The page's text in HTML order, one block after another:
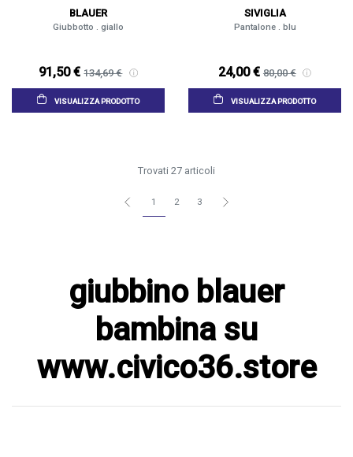
BLAUER
Giubbotto . giallo
91,50 € 134,69 €
VISUALIZZA PRODOTTO
SIVIGLIA
Pantalone . blu
24,00 € 80,00 €
VISUALIZZA PRODOTTO
Trovati 27 articoli
1 2 3
giubbino blauer
bambina su
www.civico36.store